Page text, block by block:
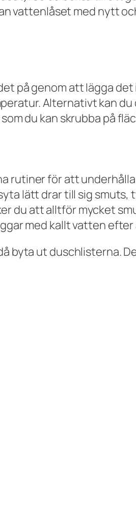
vattenlåset med nytt
på genom att lägga
Alternativt kan
du kan skrubba på
rutiner för att
lätt drar till sig smuts,
du att alltför mycket
med kallt vatten
byta ut duschlisterna.